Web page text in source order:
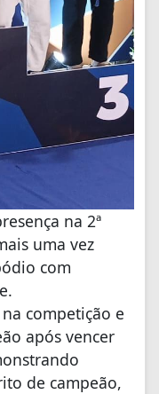
na 2ª
uma vez
com
competição e
após vencer
de campeão,